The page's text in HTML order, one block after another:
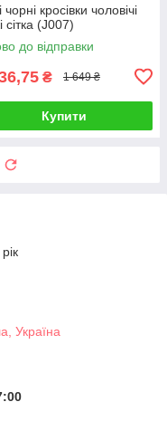
чорні кросівки чоловічі
сітка (J007)
до відправки
₴ 1 649 ₴
Купити
Україна